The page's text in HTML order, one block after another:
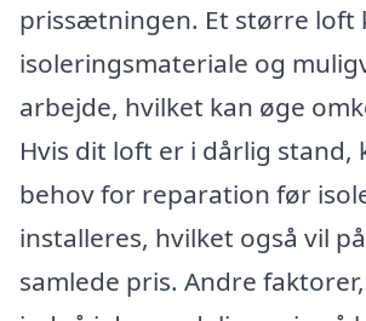
prissætningen. Et større loft
isoleringsmateriale og
arbejde, hvilket kan øge
Hvis dit loft er i dårlig stand,
behov for reparation før
installeres, hvilket også vil
samlede pris. Andre